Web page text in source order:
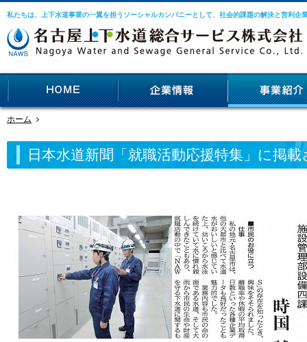
私たちは、上下水道事業の一翼を担うソーシャルカンパニーとして、社会的課題の解決と営利企
ホーム
日本水道新聞「就職活動応援特集」に掲